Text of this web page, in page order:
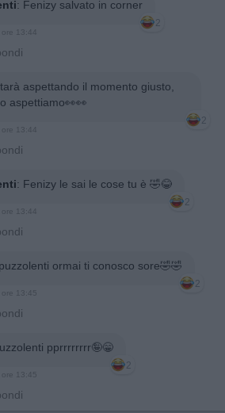
: Fenizy salvato in corner
2
13:44
aspettando il momento giusto,
aspettiamo👀👀
2
13:44
: Fenizy le sai le cose tu è 🤣😂
2
13:44
ormai ti conosco sore🤣🤣
2
13:45
pprrrrrrrr🤪😁
2
13:45